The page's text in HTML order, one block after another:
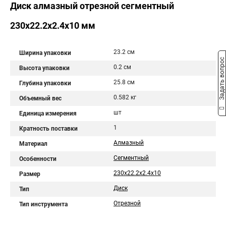
Диск алмазный отрезной сегментный
230x22.2x2.4x10 мм
Ширина упаковки 23.2 см
Высота упаковки 0.2 см
Глубина упаковки 25.8 см
Объемный вес 0.582 кг
Единица измерения шт
Кратность поставки 1
Материал Алмазный
Особенности Сегментный
Размер 230x22.2x2.4x10
Тип Диск
Тип инструмента Отрезной
Задать вопрос